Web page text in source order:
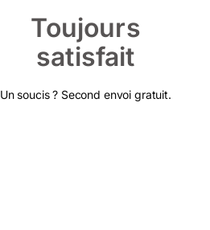
Toujours
satisfait
Un soucis ? Second envoi gratuit.